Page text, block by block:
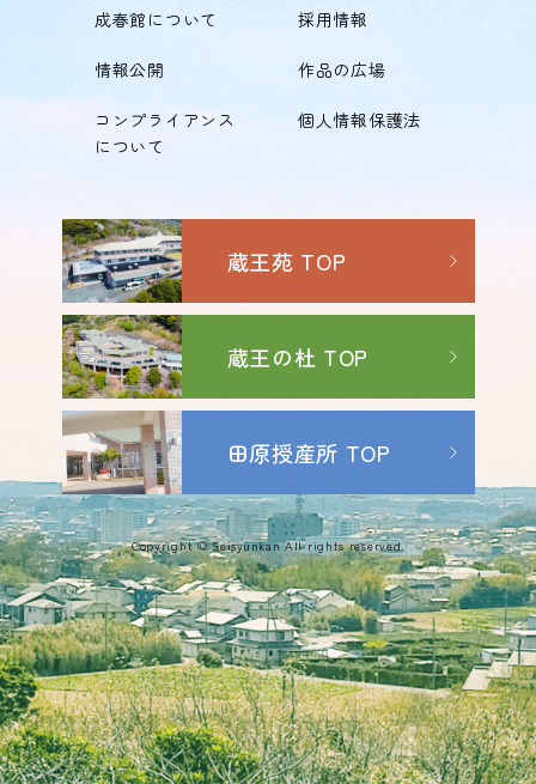
成春館について 採用情報
情報公開 作品の広場
コンプライアンス
について
個人情報保護法
蔵王苑 TOP
蔵王の杜 TOP
田原授産所 TOP
Copyright © Seisyunkan All rights reserved.